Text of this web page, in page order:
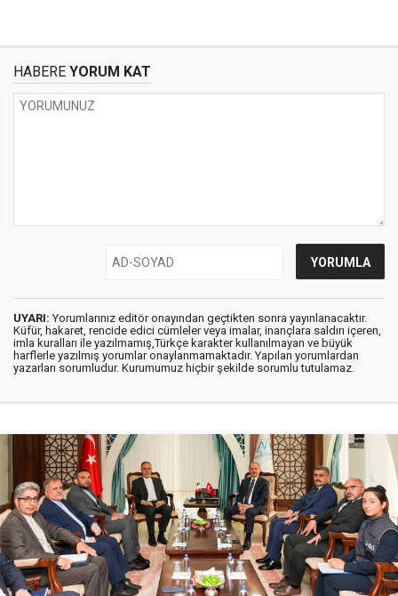
HABERE YORUM KAT
UYARI: Yorumlarınız editör onayından geçtikten sonra yayınlanacaktır.
Küfür, hakaret, rencide edici cümleler veya imalar, inançlara saldırı içeren,
imla kuralları ile yazılmamış,Türkçe karakter kullanılmayan ve büyük
harflerle yazılmış yorumlar onaylanmamaktadır. Yapılan yorumlardan
yazarları sorumludur. Kurumumuz hiçbir şekilde sorumlu tutulamaz.